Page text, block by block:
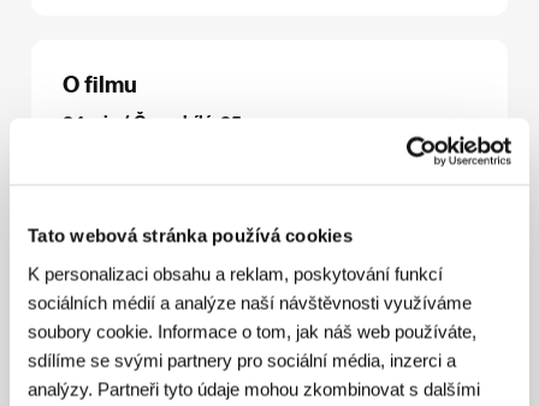
Tato webová stránka používá cookies
K personalizaci obsahu a reklam, poskytování funkcí
sociálních médií a analýze naší návštěvnosti využíváme
soubory cookie. Informace o tom, jak náš web používáte,
sdílíme se svými partnery pro sociální média, inzerci a
analýzy. Partneři tyto údaje mohou zkombinovat s dalšími
O filmu
84 min / Černobílý, 35 mm
/ Kamera
HrajíZhu Jie, Sun Guilin, Yue Senyi
Režie